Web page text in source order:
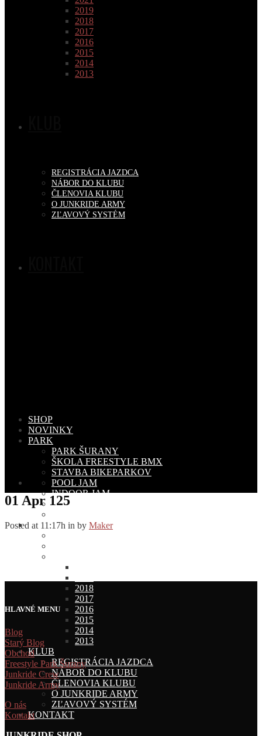
2019
2018
2017
2016
2015
2014
2013
REGISTRÁCIA JAZDCA
NÁBOR DO KLUBU
ČLENOVIA KLUBU
O JUNKRIDE ARMY
ZĽAVOVÝ SYSTÉM
SHOP
NOVINKY
PARK
PARK ŠURANY
ŠKOLA FREESTYLE BMX
STAVBA BIKEPARKOV
POOL JAM
INDOOR JAM
POHÁR BMX/MTB
TEAM
2018
2017
2016
2015
2014
2013
KLUB
REGISTRÁCIA JAZDCA
NÁBOR DO KLUBU
ČLENOVIA KLUBU
O JUNKRIDE ARMY
ZĽAVOVÝ SYSTÉM
KONTAKT
01 Apr 125
Posted at 11:17h in by Maker
HLAVNÉ MENU
Blog
Starý Blog
Obchod
Freestyle Park Šurany
Junkride Crew
Junkride Army
O nás
Kontakt